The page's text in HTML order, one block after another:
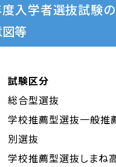
入学者選抜試験
等
試験区分
総合型選抜
学校推薦型選抜一般推
別選抜
学校推薦型選抜しまね